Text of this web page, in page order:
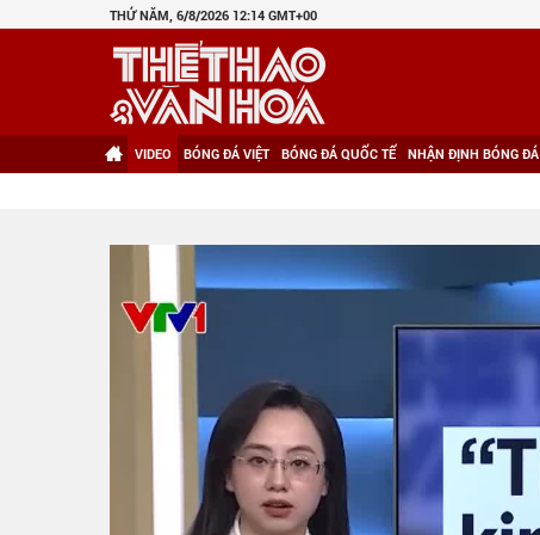
THỨ NĂM, 6/8/2026 12:14 GMT+00
VIDEO BÓNG ĐÁ VIỆT BÓNG ĐÁ QUỐC TẾ NHẬN ĐỊNH BÓNG ĐÁ